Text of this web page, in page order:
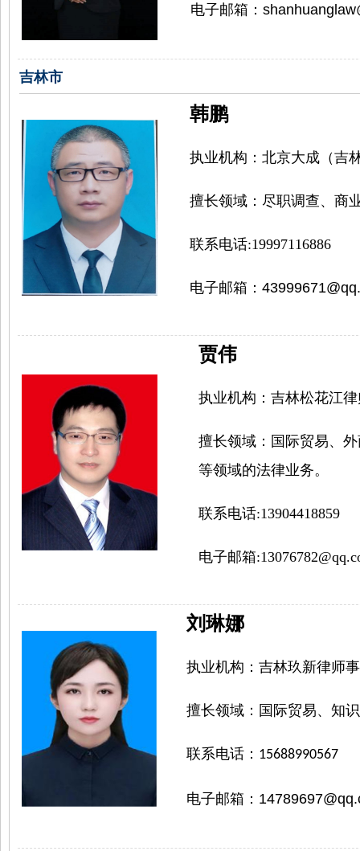
电子邮箱：
吉林市
韩鹏
执业机构： 北京大成（吉
擅长领域： 尽职调查、商
联系电话:19997116886
电子邮箱：
贾伟
执业机构： 吉林松花江
擅长领域： 国际贸易、
等领域的法律业务。
联系电话:13904418859
电子邮箱:
刘琳娜
执业机构： 吉林玖新律师
擅长领域： 国际贸易、知
联系电话： 15688990567
电子邮箱：